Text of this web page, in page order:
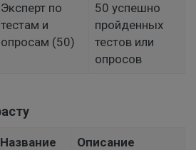
Эксперт по
тестам и
опросам (50)
50 успешно
пройденных
тестов или
опросов
Название
Описание